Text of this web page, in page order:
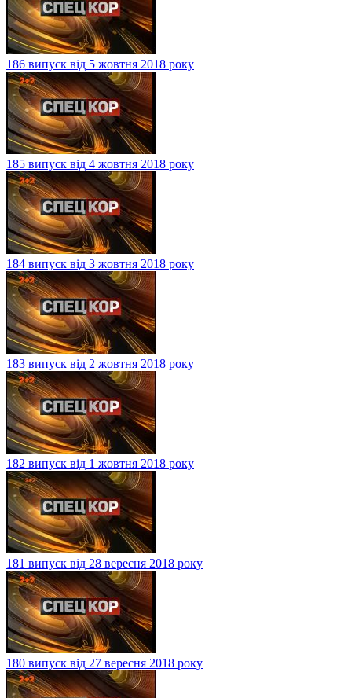
186 випуск від 5 жовтня 2018 року
185 випуск від 4 жовтня 2018 року
184 випуск від 3 жовтня 2018 року
183 випуск від 2 жовтня 2018 року
182 випуск від 1 жовтня 2018 року
181 випуск від 28 вересня 2018 року
180 випуск від 27 вересня 2018 року